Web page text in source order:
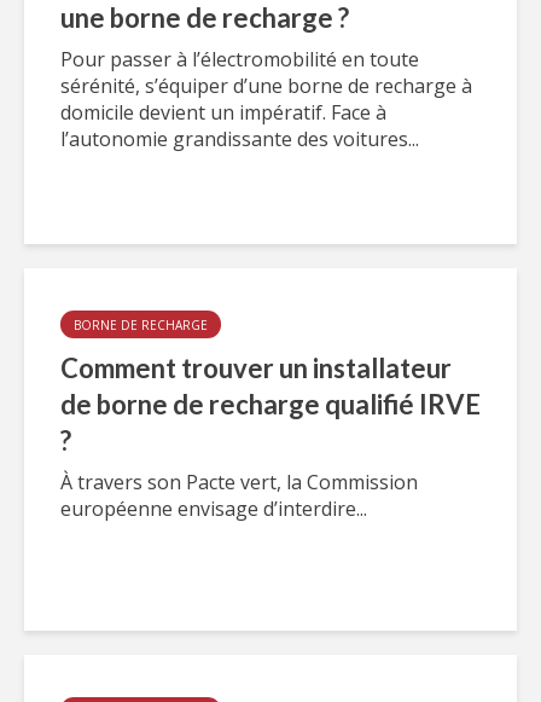
une borne de recharge ?
Pour passer à l’électromobilité en toute
sérénité, s’équiper d’une borne de recharge à
domicile devient un impératif. Face à
l’autonomie grandissante des voitures...
BORNE DE RECHARGE
Comment trouver un installateur
de borne de recharge qualifié IRVE
?
À travers son Pacte vert, la Commission
européenne envisage d’interdire...